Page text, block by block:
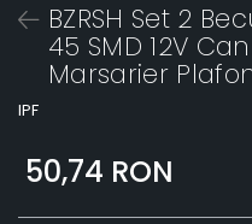
BZRSH Set 2
45 SMD 12V
Marsarier
IPF
50,74 RON